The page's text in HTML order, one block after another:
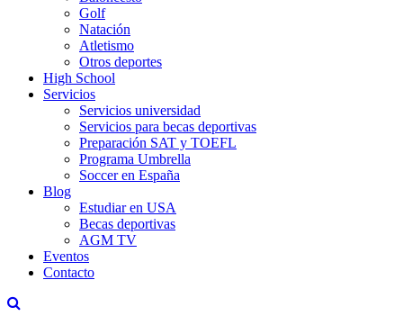
Golf
Natación
Atletismo
Otros deportes
High School
Servicios
Servicios universidad
Servicios para becas deportivas
Preparación SAT y TOEFL
Programa Umbrella
Soccer en España
Blog
Estudiar en USA
Becas deportivas
AGM TV
Eventos
Contacto